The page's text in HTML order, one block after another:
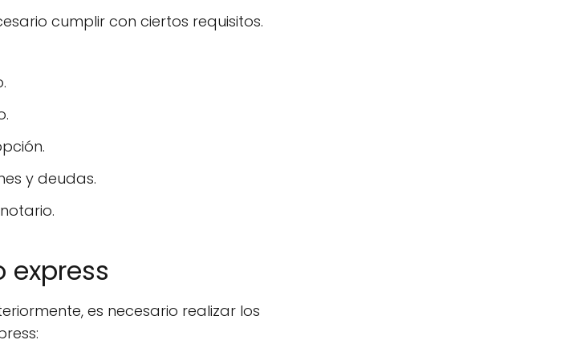
cumplir con ciertos requisitos.
y deudas.
es necesario realizar los